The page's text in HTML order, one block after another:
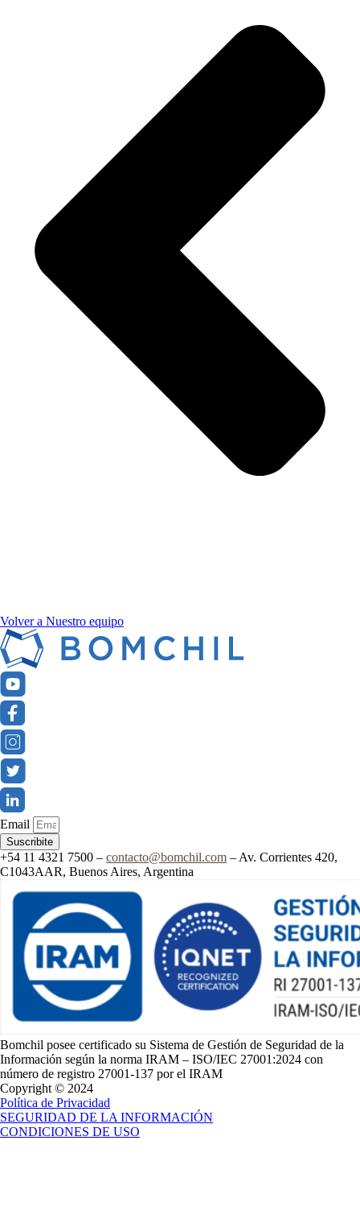
Volver a Nuestro equipo
Email
Suscribite
+54 11 4321 7500 – contacto@bomchil.com – Av. Corrientes 420,
C1043AAR, Buenos Aires, Argentina
Bomchil posee certificado su Sistema de Gestión de Seguridad de la
Información según la norma IRAM – ISO/IEC 27001:2024 con
número de registro 27001-137 por el IRAM
Copyright © 2024
Política de Privacidad
SEGURIDAD DE LA INFORMACIÓN
CONDICIONES DE USO